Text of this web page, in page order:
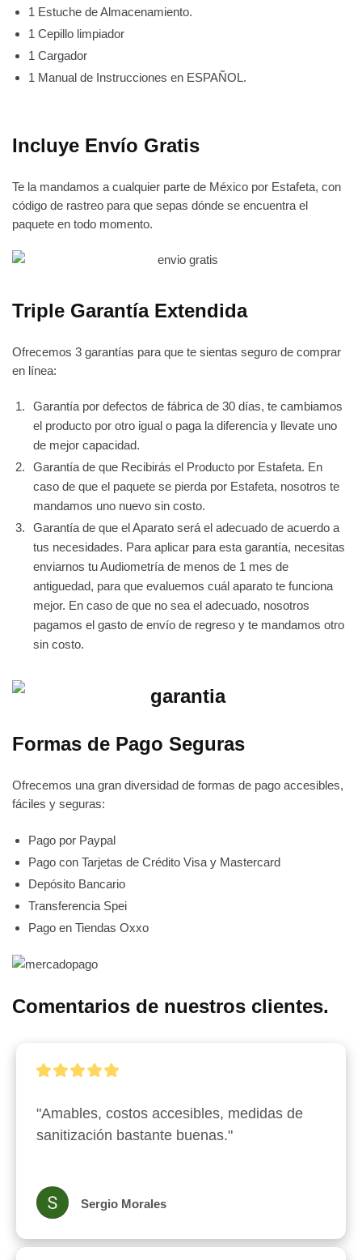
1 Estuche de Almacenamiento.
1 Cepillo limpiador
1 Cargador
1 Manual de Instrucciones en ESPAÑOL.
Incluye Envío Gratis
Te la mandamos a cualquier parte de México por Estafeta, con
código de rastreo para que sepas dónde se encuentra el
paquete en todo momento.
Triple Garantía Extendida
Ofrecemos 3 garantías para que te sientas seguro de comprar
en línea:
Garantía por defectos de fábrica de 30 días, te cambiamos
el producto por otro igual o paga la diferencia y llevate uno
de mejor capacidad.
Garantía de que Recibirás el Producto por Estafeta. En
caso de que el paquete se pierda por Estafeta, nosotros te
mandamos uno nuevo sin costo.
Garantía de que el Aparato será el adecuado de acuerdo a
tus necesidades. Para aplicar para esta garantía, necesitas
enviarnos tu Audiometría de menos de 1 mes de
antiguedad, para que evaluemos cuál aparato te funciona
mejor. En caso de que no sea el adecuado, nosotros
pagamos el gasto de envío de regreso y te mandamos otro
sin costo.
Formas de Pago Seguras
Ofrecemos una gran diversidad de formas de pago accesibles,
fáciles y seguras:
Pago por Paypal
Pago con Tarjetas de Crédito Visa y Mastercard
Depósito Bancario
Transferencia Spei
Pago en Tiendas Oxxo
Comentarios de nuestros clientes.
"Amables, costos accesibles, medidas de
sanitización bastante buenas."
Sergio Morales